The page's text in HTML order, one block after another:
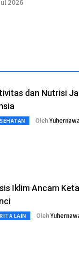
2026
dan Nutrisi
Oleh
Iklim Ancam
LAIN Oleh